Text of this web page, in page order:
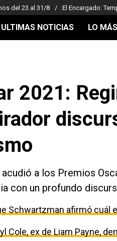
del 23 al 31/8 El Encargado:
ULTIMAS NOTICIAS LO
2021:
a los Premios
con un profundo
Schwartzman afirmó cuál
Cole, ex de Liam Payne,